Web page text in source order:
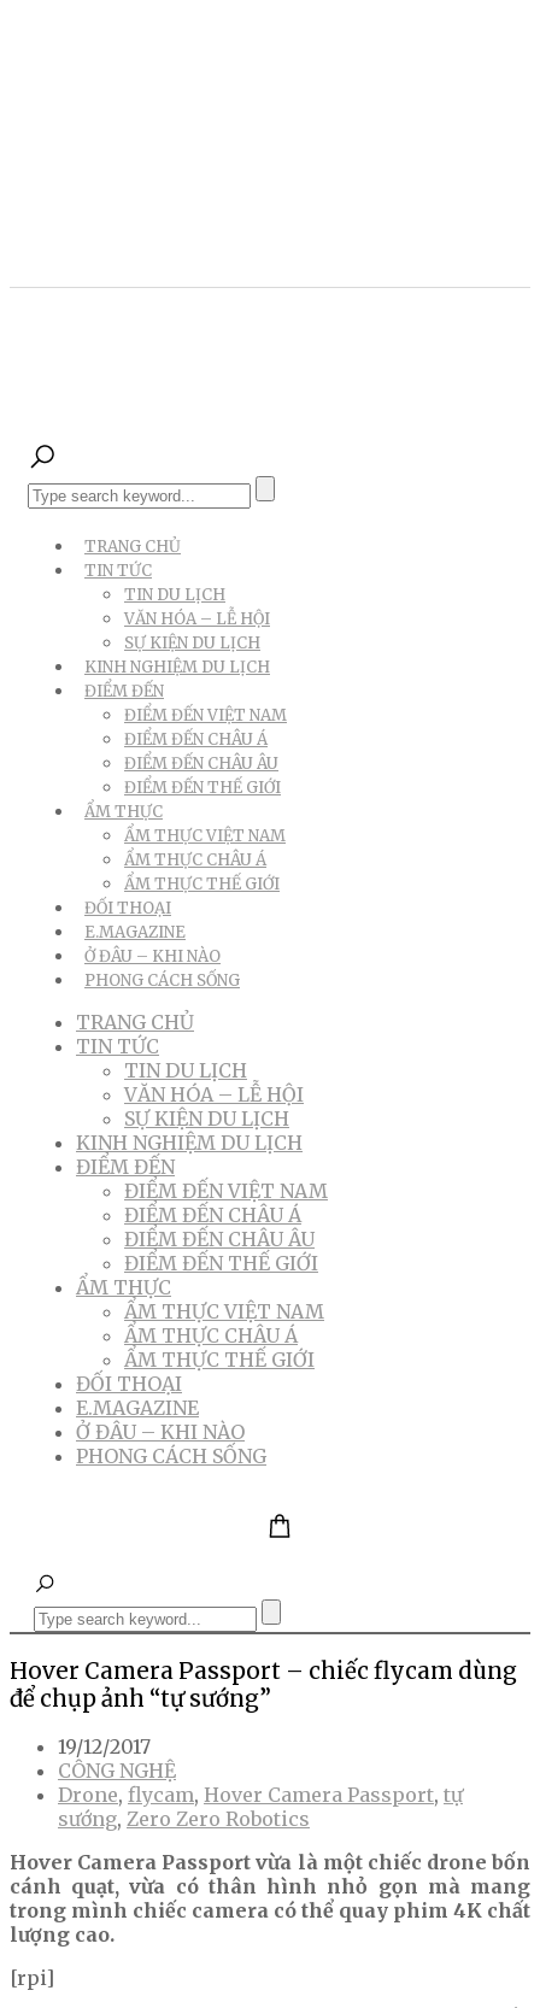
TRANG CHỦ
TIN TỨC
TIN DU LỊCH
VĂN HÓA – LỄ HỘI
SỰ KIỆN DU LỊCH
KINH NGHIỆM DU LỊCH
ĐIỂM ĐẾN
ĐIỂM ĐẾN VIỆT NAM
ĐIỂM ĐẾN CHÂU Á
ĐIỂM ĐẾN CHÂU ÂU
ĐIỂM ĐẾN THẾ GIỚI
ẨM THỰC
ẨM THỰC VIỆT NAM
ẨM THỰC CHÂU Á
ẨM THỰC THẾ GIỚI
ĐỐI THOẠI
E.MAGAZINE
Ở ĐÂU – KHI NÀO
PHONG CÁCH SỐNG
TRANG CHỦ
TIN TỨC
TIN DU LỊCH
VĂN HÓA – LỄ HỘI
SỰ KIỆN DU LỊCH
KINH NGHIỆM DU LỊCH
ĐIỂM ĐẾN
ĐIỂM ĐẾN VIỆT NAM
ĐIỂM ĐẾN CHÂU Á
ĐIỂM ĐẾN CHÂU ÂU
ĐIỂM ĐẾN THẾ GIỚI
ẨM THỰC
ẨM THỰC VIỆT NAM
ẨM THỰC CHÂU Á
ẨM THỰC THẾ GIỚI
ĐỐI THOẠI
E.MAGAZINE
Ở ĐÂU – KHI NÀO
PHONG CÁCH SỐNG
Hover Camera Passport – chiếc flycam dùng
để chụp ảnh “tự sướng”
19/12/2017
CÔNG NGHỆ
Drone, flycam, Hover Camera Passport, tự
sướng, Zero Zero Robotics
Hover Camera Passport vừa là một chiếc drone bốn
cánh quạt, vừa có thân hình nhỏ gọn mà mang
trong mình chiếc camera có thể quay phim 4K chất
lượng cao.
[rpi]